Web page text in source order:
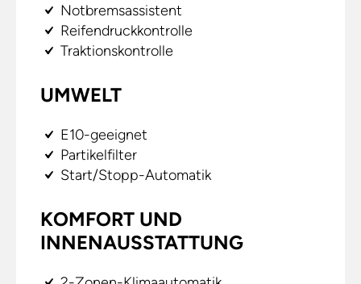
Notbremsassistent
Reifendruckkontrolle
Traktionskontrolle
UMWELT
E10-geeignet
Partikelfilter
Start/Stopp-Automatik
KOMFORT UND
INNENAUSSTATTUNG